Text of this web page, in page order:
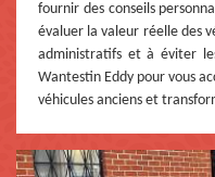
fournir des conseils
évaluer la valeur réelle des
administratifs et à éviter
Wantestin Eddy pour vous
véhicules anciens et